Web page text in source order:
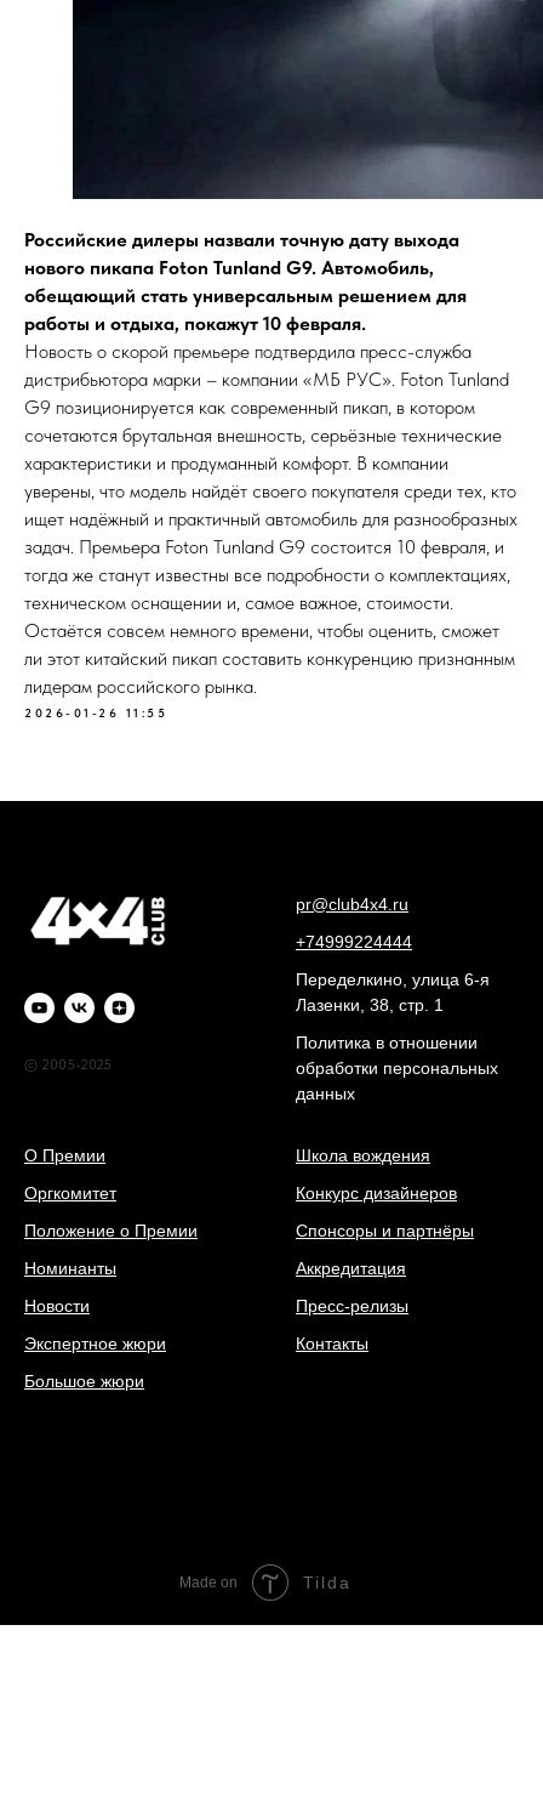
Российские дилеры назвали точную дату выхода
нового пикапа Foton Tunland G9. Автомобиль,
обещающий стать универсальным решением для
работы и отдыха, покажут 10 февраля.
Новость о скорой премьере подтвердила пресс-служба
дистрибьютора марки – компании «МБ РУС». Foton Tunland
G9 позиционируется как современный пикап, в котором
сочетаются брутальная внешность, серьёзные технические
характеристики и продуманный комфорт. В компании
уверены, что модель найдёт своего покупателя среди тех, кто
ищет надёжный и практичный автомобиль для разнообразных
задач. Премьера Foton Tunland G9 состоится 10 февраля, и
тогда же станут известны все подробности о комплектациях,
техническом оснащении и, самое важное, стоимости.
Остаётся совсем немного времени, чтобы оценить, сможет
ли этот китайский пикап составить конкуренцию признанным
лидерам российского рынка.
2026-01-26 11:55
© 2005-2025
pr@club4x4.ru
+74999224444
Переделкино, улица 6-я
Лазенки, 38, стр. 1
Политика в отношении
обработки персональных
данных
О Премии
Оргкомитет
Положение о Премии
Номинанты
Новости
Экспертное жюри
Большое жюри
Школа вождения
Конкурс дизайнеров
Спонсоры и партнёры
Аккредитация
Пресс-релизы
Контакты
Made on Tilda